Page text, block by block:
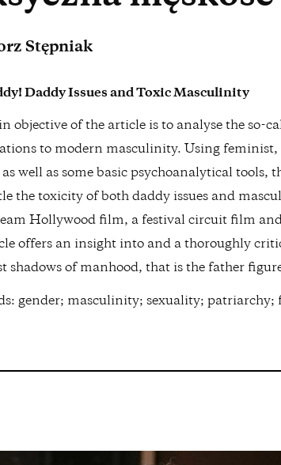
Stępniak
Daddy Issues and Toxic Masculinity
objective of the article is to analyse the so-
to modern masculinity. Using feminist,
as well as some basic psychoanalytical tools,
the toxicity of both daddy issues and
Hollywood film, a festival circuit film
offers an insight into and a thoroughly
shadows of manhood, that is the father
gender; masculinity; sexuality; patriarchy;